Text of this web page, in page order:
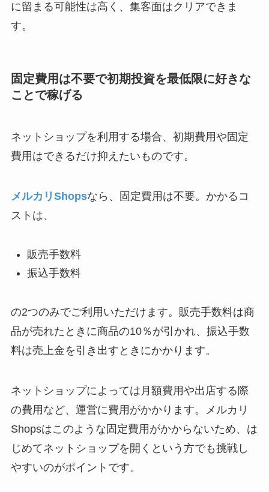
に留まる可能性は高く、集客面はクリアできま
す。
固定費用は不要で初期投資を最低限に好きな
ことで稼げる
ネットショップを利用する場合、初期費用や固定
費用はできるだけ抑えたいものです。
メルカリShopsなら、固定費用は不要。かかるコ
ストは、
販売手数料
振込手数料
の2つのみでご利用いただけます。販売手数料は商
品が売れたときに商品の10％が引かれ、振込手数
料は売上金を引き出すときにかかります。
ネットショップによっては月額費用や出店する際
の費用など、運営に費用がかかります。メルカリ
Shopsはこのような固定費用がかからないため、は
じめてネットショップを開くという方でも挑戦し
やすいのがポイントです。